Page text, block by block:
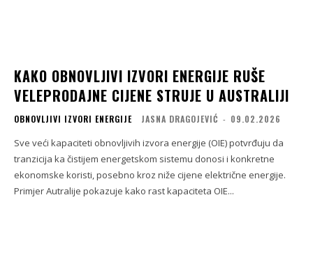
KAKO OBNOVLJIVI IZVORI ENERGIJE RUŠE
VELEPRODAJNE CIJENE STRUJE U AUSTRALIJI
OBNOVLJIVI IZVORI ENERGIJE JASNA DRAGOJEVIĆ - 09.02.2026
Sve veći kapaciteti obnovljivih izvora energije (OIE) potvrđuju da
tranzicija ka čistijem energetskom sistemu donosi i konkretne
ekonomske koristi, posebno kroz niže cijene električne energije.
Primjer Autralije pokazuje kako rast kapaciteta OIE...